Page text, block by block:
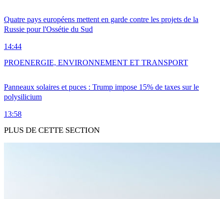
Quatre pays européens mettent en garde contre les projets de la
Russie pour l'Ossétie du Sud
14:44
Panneaux solaires et puces : Trump impose 15% de taxes sur le
polysilicium
13:58
PROENERGIE, ENVIRONNEMENT ET TRANSPORT
PLUS DE CETTE SECTION